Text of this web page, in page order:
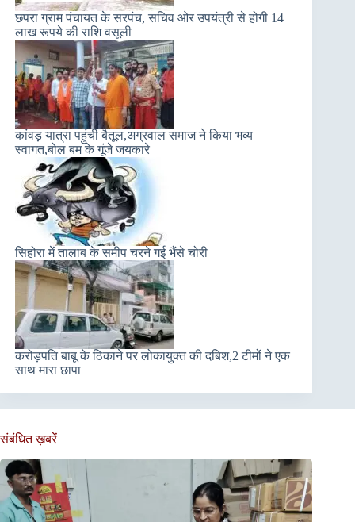
छपरा ग्राम पंचायत के सरपंच, सचिव ओर उपयंत्री से होगी 14
लाख रूपये की राशि वसूली
कांवड़ यात्रा पहुंची बैतूल,अग्रवाल समाज ने किया भव्य
स्वागत,बोल बम के गूंजे जयकारे
सिहोरा में तालाब के समीप चरने गई भैंसे चोरी
करोड़पति बाबू के ठिकाने पर लोकायुक्त की दबिश,2 टीमों ने एक
साथ मारा छापा
संबंधित ख़बरें